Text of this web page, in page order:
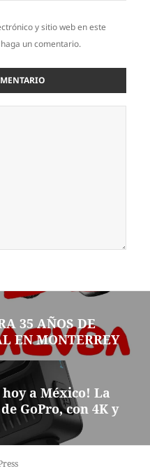
y sitio web en este
un comentario.
35 AÑOS DE
EN MONTERREY
hoy a México! La
GoPro, con 4K y